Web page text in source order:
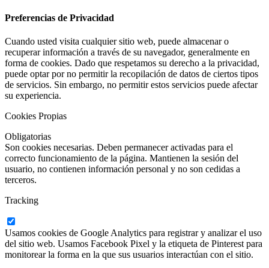
Preferencias de Privacidad
Cuando usted visita cualquier sitio web, puede almacenar o
recuperar información a través de su navegador, generalmente en
forma de cookies. Dado que respetamos su derecho a la privacidad,
puede optar por no permitir la recopilación de datos de ciertos tipos
de servicios. Sin embargo, no permitir estos servicios puede afectar
su experiencia.
Cookies Propias
Obligatorias
Son cookies necesarias. Deben permanecer activadas para el
correcto funcionamiento de la página. Mantienen la sesión del
usuario, no contienen información personal y no son cedidas a
terceros.
Tracking
Usamos cookies de Google Analytics para registrar y analizar el uso
del sitio web. Usamos Facebook Pixel y la etiqueta de Pinterest para
monitorear la forma en la que sus usuarios interactúan con el sitio.